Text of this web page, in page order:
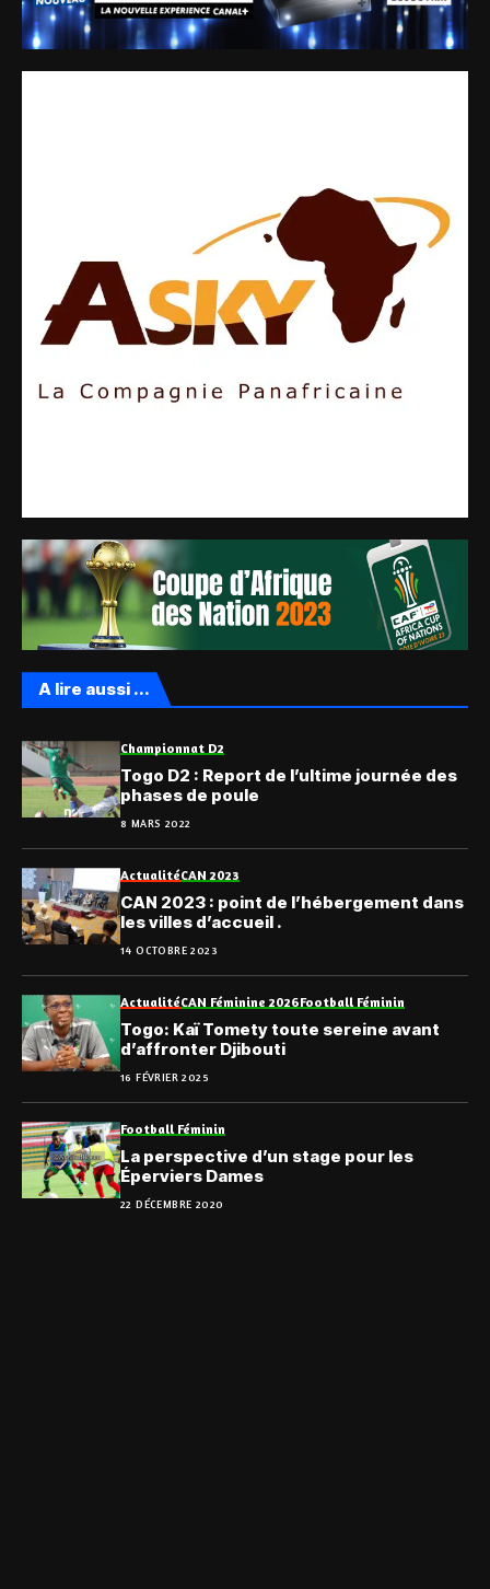
A lire aussi ...
Championnat D2
Togo D2 : Report de l’ultime journée des
phases de poule
8 MARS 2022
ActualitéCAN 2023
CAN 2023 : point de l’hébergement dans
les villes d’accueil .
14 OCTOBRE 2023
ActualitéCAN Féminine 2026Football Féminin
Togo: Kaï Tomety toute sereine avant
d’affronter Djibouti
16 FÉVRIER 2025
Football Féminin
La perspective d’un stage pour les
Éperviers Dames
22 DÉCEMBRE 2020